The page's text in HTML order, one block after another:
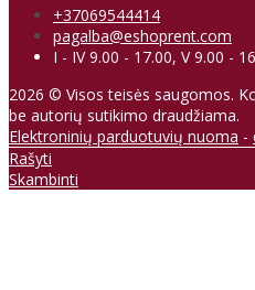
+37069544414
pagalba@eshoprent.com
I - IV 9.00 - 17.00, V 9.00 -
2026 © Visos teisės saugomos.
be autorių sutikimo draudžiama.
Elektroninių parduotuvių nuoma -
Rašyti
Skambinti